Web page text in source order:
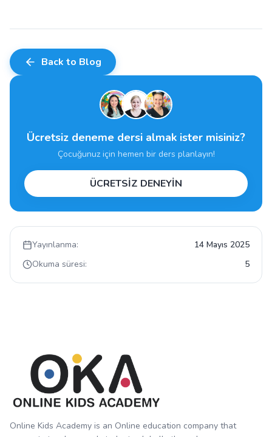
Back to Blog
Ücretsiz deneme dersi almak ister misiniz?
Çocuğunuz için hemen bir ders planlayın!
ÜCRETSİZ DENEYİN
Yayınlanma:
14 Mayıs 2025
Okuma süresi:
5
Online Kids Academy is an Online education company that